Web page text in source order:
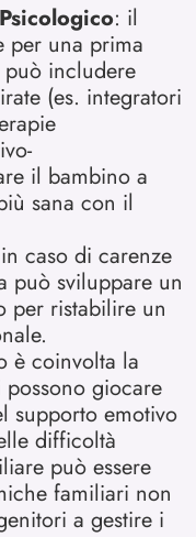
: il
per una prima
può includere
(es. integratori
il bambino a
sana con il
in caso di carenze
può sviluppare un
per ristabilire un
è coinvolta la
giocare
supporto emotivo
difficoltà
può essere
familiari non
a gestire i